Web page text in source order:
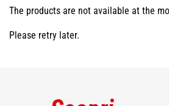
The products are not available at the
Please retry later.